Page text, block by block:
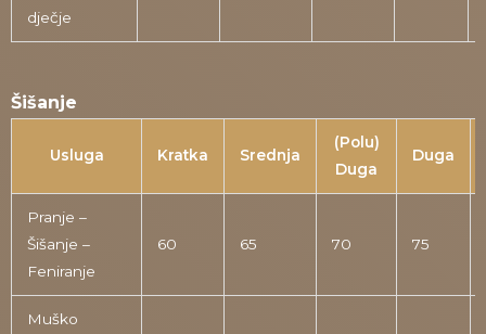
dječje
Šišanje
Usluga Kratka Srednja
(Polu)
Duga
Duga
Pranje –
Šišanje –
Feniranje
60 65 70 75
Muško